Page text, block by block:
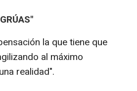
la que tiene que
al máximo
realidad".